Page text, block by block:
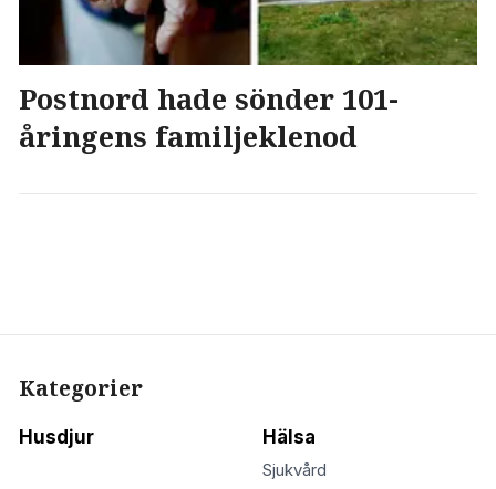
Postnord hade sönder 101-
åringens familjeklenod
Kategorier
Husdjur Hälsa
Sjukvård